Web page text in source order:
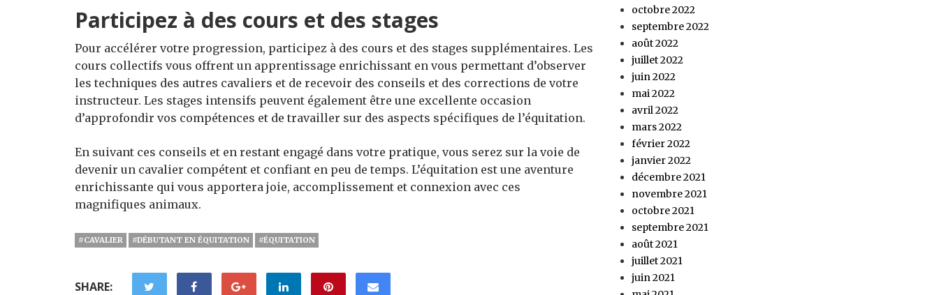
Participez à des cours et des stages
Pour accélérer votre progression, participez à des cours et des stages supplémentaires. Les
cours collectifs vous offrent un apprentissage enrichissant en vous permettant d’observer
les techniques des autres cavaliers et de recevoir des conseils et des corrections de votre
instructeur. Les stages intensifs peuvent également être une excellente occasion
d’approfondir vos compétences et de travailler sur des aspects spécifiques de l’équitation.
En suivant ces conseils et en restant engagé dans votre pratique, vous serez sur la voie de
devenir un cavalier compétent et confiant en peu de temps. L’équitation est une aventure
enrichissante qui vous apportera joie, accomplissement et connexion avec ces
magnifiques animaux.
#CAVALIER #DÉBUTANT EN ÉQUITATION #ÉQUITATION
SHARE:
octobre 2022
septembre 2022
août 2022
juillet 2022
juin 2022
mai 2022
avril 2022
mars 2022
février 2022
janvier 2022
décembre 2021
novembre 2021
octobre 2021
septembre 2021
août 2021
juillet 2021
juin 2021